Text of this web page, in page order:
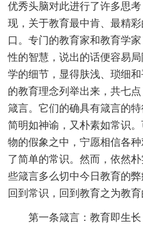
优秀头脑对此进行了许多思
现，关于教育最中肯、最精
口。专门的教育家和教育学
性的智慧，说出的话便容易
学的细节，显得肤浅、琐细
的教育理念列举出来，共七
箴言。它们的确具有箴言的
简明如神谕，又朴素如常识
物的假象之中，宁愿相信各
了简单的常识。然而，依然
些箴言多么切中今日教育的
回到常识，回到教育之为教育
第一条箴言：教育即生长